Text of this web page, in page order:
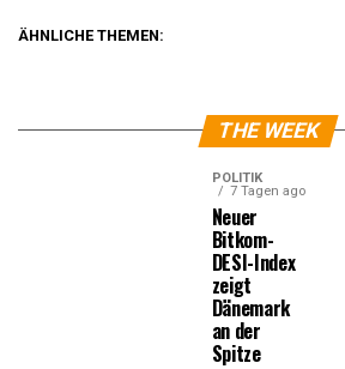
ÄHNLICHE THEMEN:
THE WEEK
POLITIK
7 Tagen ago
Neuer
Bitkom-
DESI-Index
zeigt
Dänemark
an der
Spitze